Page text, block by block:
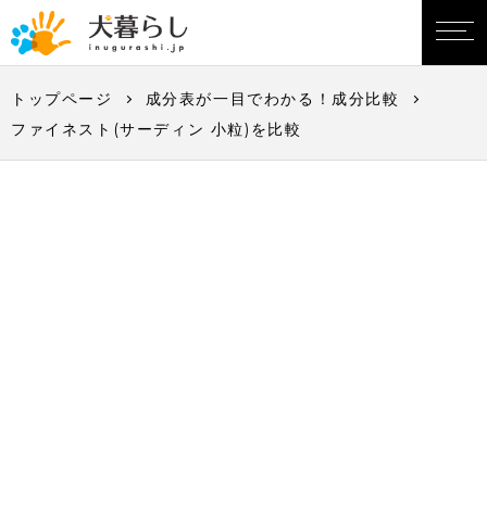
トップページ
成分表が一目でわかる！成分比較
ファイネスト(サーディン 小粒)を比較